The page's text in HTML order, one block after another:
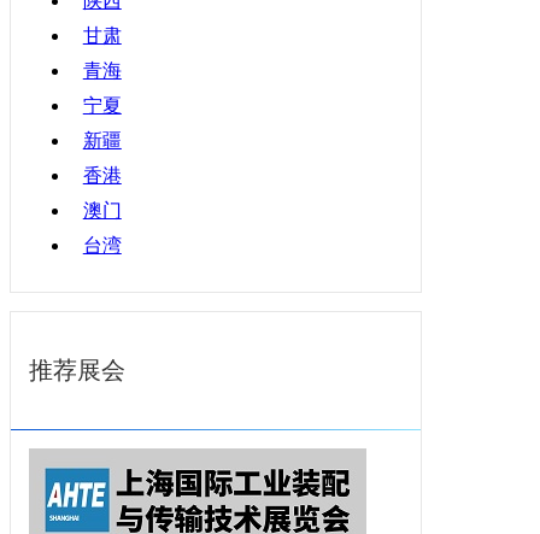
甘肃
青海
宁夏
新疆
香港
澳门
台湾
推荐展会